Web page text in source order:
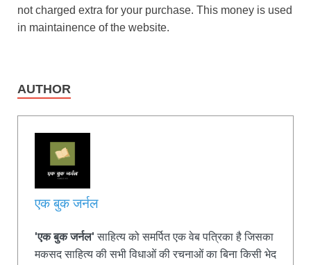
not charged extra for your purchase. This money is used
in maintainence of the website.
AUTHOR
एक बुक जर्नल
'एक बुक जर्नल' साहित्य को समर्पित एक वेब पत्रिका है जिसका
मकसद साहित्य की सभी विधाओं की रचनाओं का बिना किसी भेद